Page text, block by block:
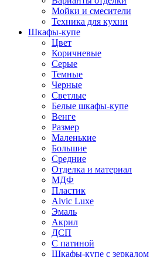
Мойки и смесители
Техника для кухни
Шкафы-купе
Цвет
Коричневые
Серые
Темные
Черные
Светлые
Белые шкафы-купе
Венге
Размер
Маленькие
Большие
Средние
Отделка и материал
МДФ
Пластик
Alvic Luxe
Эмаль
Акрил
ДСП
С патиной
Шкафы-купе с зеркалом